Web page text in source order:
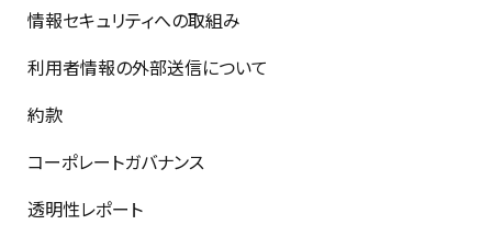
情報セキュリティへの取組み
利用者情報の外部送信について
約款
コーポレートガバナンス
透明性レポート